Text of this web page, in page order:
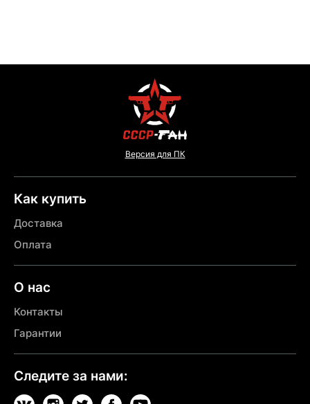
Версия для ПК
Как купить
Доставка
Оплата
О нас
Контакты
Гарантии
Следите за нами: